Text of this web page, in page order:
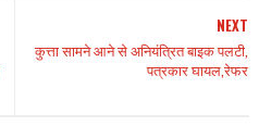
NEXT
कुत्ता सामने आने से अनियंत्रित बाइक पलटी,
पत्रकार घायल,रेफर